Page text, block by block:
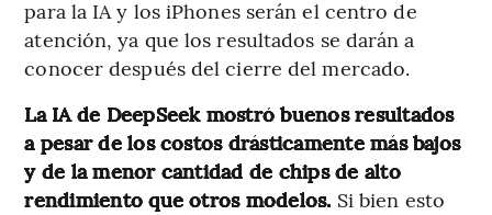
para la IA y los iPhones serán el centro de
atención, ya que los resultados se darán a
conocer después del cierre del mercado.
La IA de DeepSeek mostró buenos resultados
a pesar de los costos drásticamente más bajos
y de la menor cantidad de chips de alto
rendimiento que otros modelos. Si bien esto